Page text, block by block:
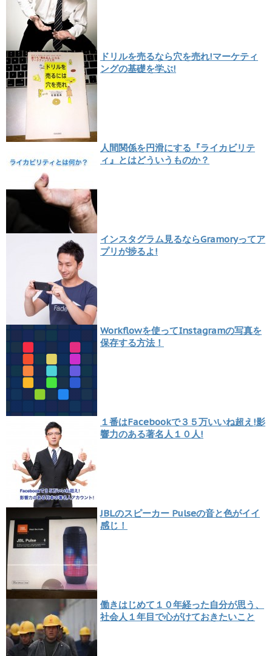
ドリルを売るなら穴を売れ!マーケティ
ングの基礎を学ぶ!
人間関係を円滑にする『ライカビリテ
ィ』とはどういうものか？
インスタグラム見るならGramoryってア
プリが捗るよ!
Workflowを使ってInstagramの写真を
保存する方法！
１番はFacebookで３５万いいね超え!影
響力のある著名人１０人!
JBLのスピーカー Pulseの音と色がイイ
感じ！
働きはじめて１０年経った自分が思う、
社会人１年目で心がけておきたいこと